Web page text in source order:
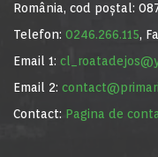
România, cod poștal:
Telefon: 0246.266.115,
Email 1:
Email 2:
Contact: Pagina de